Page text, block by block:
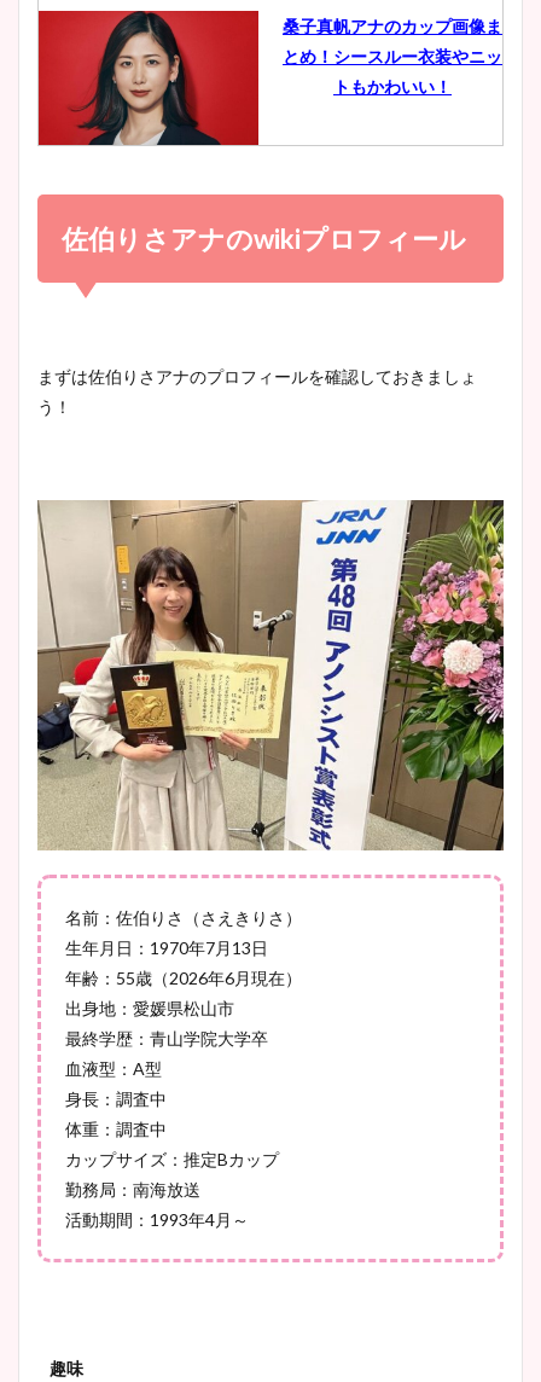
豊島実季アナのカップ画像ま
とめ！美脚や水着姿に年齢も
宇賀神メグアナのニット画像
桑子真帆アナのカップ画像ま
とめ！シースルー衣装やニッ
トもかわいい！
小室瑛莉子のカップ画像まと
め！足が美脚でニット衣装も
かわいい！
清水麻椰アナのかわいい画
大家彩香アナのかわいいカッ
プ画像まとめ！同期や実家に
wikiプロフも！
安藤萌々アナのカップ画像や
ニット衣装まとめ！美足の筋
肉も凄い！
鈴木唯の太ってた時の体重が
ヤバすぎww原因や痩せたダ
イエット方は？昔と現在を画
豊島実季アナのカップ画像ま
とめ！美脚や水着姿に年齢も
宇賀神メグアナのニット画像
まとめ！足も美脚でカップも
佐伯りさアナのwikiプロフィール
まずは佐伯りさアナのプロフィールを確認しておきましょ
う！
名前：佐伯りさ（さえきりさ）
生年月日：1970年7月13日
年齢：55歳（2026年6月現在）
出身地：愛媛県松山市
最終学歴：青山学院大学卒
血液型：A型
身長：調査中
体重：調査中
カップサイズ：推定Bカップ
勤務局：南海放送
活動期間：1993年4月～
趣味